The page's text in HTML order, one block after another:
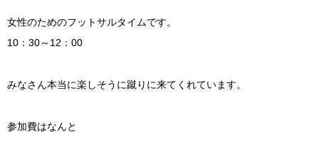
女性のためのフットサルタイムです。
10：30～12：00
みなさん本当に楽しそうに蹴りに来てくれています。
参加費はなんと